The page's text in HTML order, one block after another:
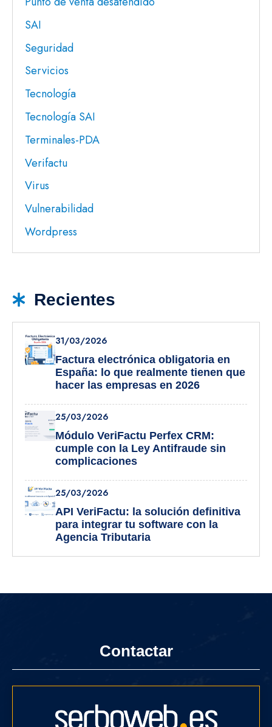
SAI
Seguridad
Servicios
Tecnología
Tecnología SAI
Terminales-PDA
Verifactu
Virus
Vulnerabilidad
Wordpress
Recientes
31/03/2026
Factura electrónica obligatoria en
España: lo que realmente tienen que
hacer las empresas en 2026
25/03/2026
Módulo VeriFactu Perfex CRM:
cumple con la Ley Antifraude sin
complicaciones
25/03/2026
API VeriFactu: la solución definitiva
para integrar tu software con la
Agencia Tributaria
Contactar